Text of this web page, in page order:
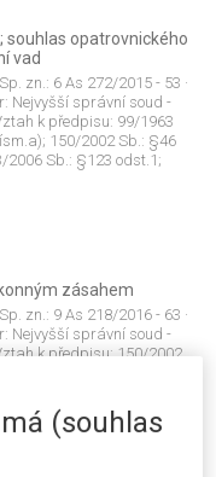
souhlas opatrovnického
vad
Sp. zn.: 6 As 272/2015 - 53 ·
Nejvyšší správní soud -
k předpisu: 99/1963
150/2002 Sb.: §46
2006 Sb.: §123 odst.1;
zásahem
Sp. zn.: 9 As 218/2016 - 63 ·
Nejvyšší správní soud -
k předpisu: 150/2002
JUD38416CZ 2 Aps
32002L0020 (EU): čl.10
(souhlas